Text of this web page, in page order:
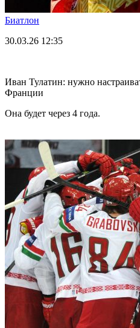
Биатлон
30.03.26 12:35
Иван Тулатин: нужно
Франции
Она будет через 4 года.